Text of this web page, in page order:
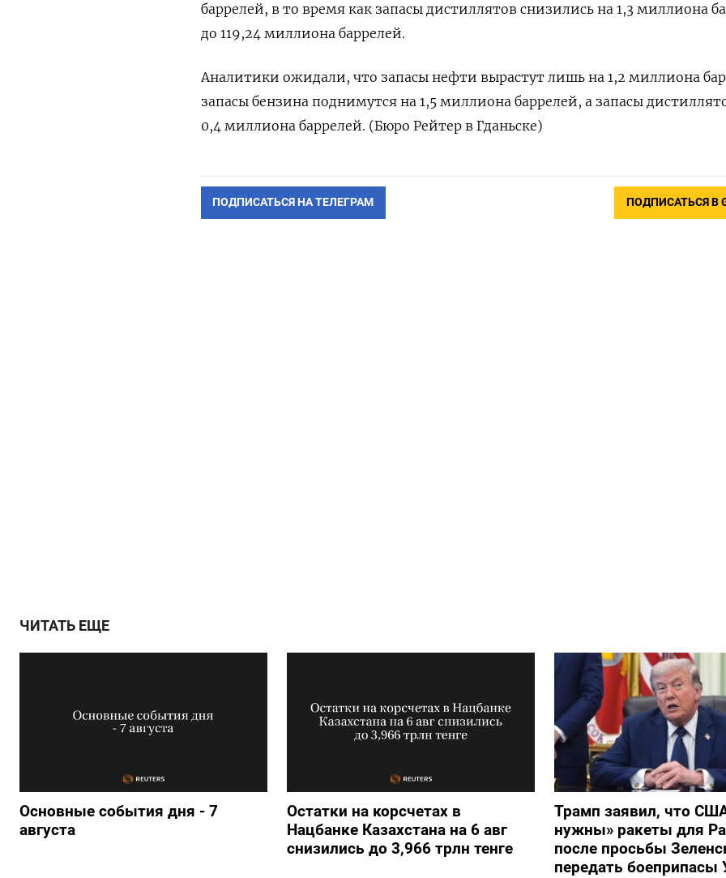
баррелей, в то время как запасы дистиллятов снизились на 1,3 миллиона
до 119,24 миллиона баррелей.
Аналитики ожидали, что запасы нефти вырастут лишь на 1,2 миллиона
запасы бензина поднимутся на 1,5 миллиона баррелей, а запасы
0,4 миллиона баррелей​. (Бюро Рейтер в Гданьске)
ПОДПИСАТЬСЯ НА ТЕЛЕГРАМ ПОДПИСАТЬСЯ В
ЧИТАТЬ ЕЩЕ
Основные события дня - 7
августа
Остатки на корсчетах в
Нацбанке Казахстана на 6 авг
снизились до 3,966 трлн тенге
Трамп заявил, что
нужны» ракеты для
после просьбы
передать боеприпасы